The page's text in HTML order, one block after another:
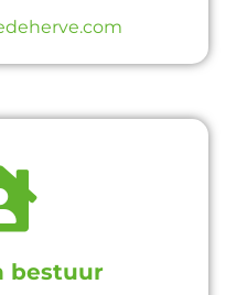
bestuur